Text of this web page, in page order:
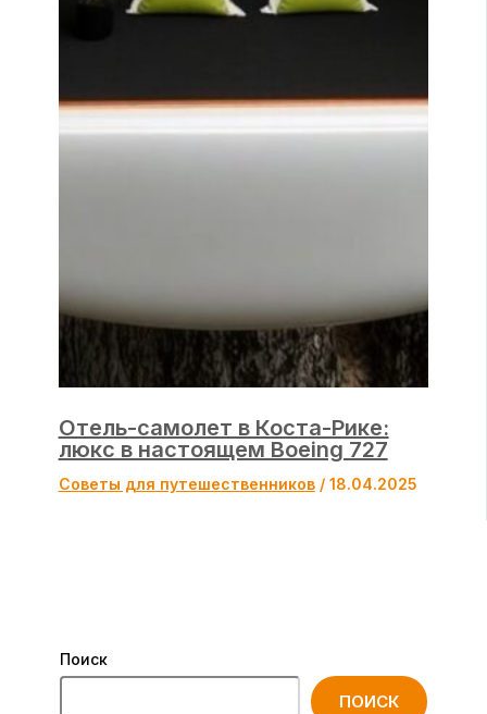
Отель-самолет в Коста-Рике:
люкс в настоящем Boeing 727
Советы для путешественников/ 18.04.2025
Поиск
ПОИСК